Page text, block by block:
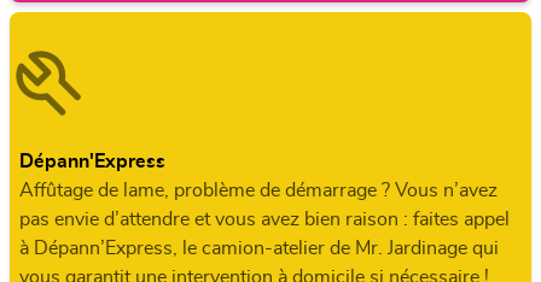
Dépann'Express
Affûtage de lame, problème de démarrage ? Vous n’avez
pas envie d’attendre et vous avez bien raison : faites appel
à Dépann’Express, le camion-atelier de Mr. Jardinage qui
vous garantit une intervention à domicile si nécessaire !